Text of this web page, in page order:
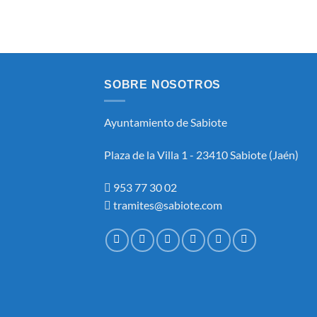
SOBRE NOSOTROS
Ayuntamiento de Sabiote
Plaza de la Villa 1 - 23410 Sabiote (Jaén)
953 77 30 02
tramites@sabiote.com